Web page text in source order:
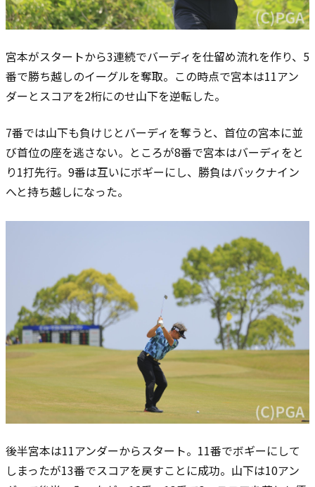
宮本がスタートから3連続でバーディを仕留め流れを作り、5
番で勝ち越しのイーグルを奪取。この時点で宮本は11アン
ダーとスコアを2桁にのせ山下を逆転した。
7番では山下も負けじとバーディを奪うと、首位の宮本に並
び首位の座を逃さない。ところが8番で宮本はバーディをと
り1打先行。9番は互いにボギーにし、勝負はバックナイン
へと持ち越しになった。
後半宮本は11アンダーからスタート。11番でボギーにして
しまったが13番でスコアを戻すことに成功。山下は10アン